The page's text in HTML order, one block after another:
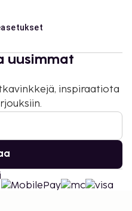
uusimmat
inspiraatiota